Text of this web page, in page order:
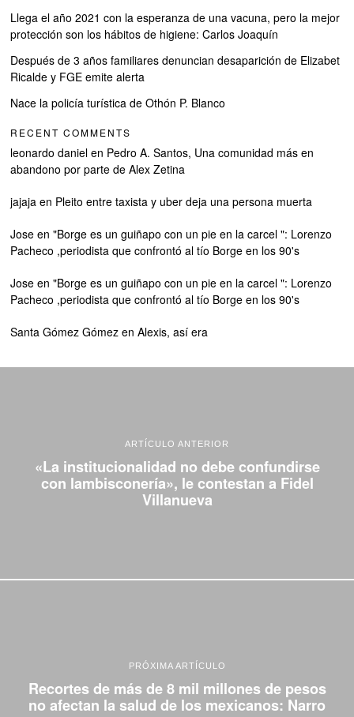
Llega el año 2021 con la esperanza de una vacuna, pero la mejor
protección son los hábitos de higiene: Carlos Joaquín
Después de 3 años familiares denuncian desaparición de Elizabet
Ricalde y FGE emite alerta
Nace la policía turística de Othón P. Blanco
RECENT COMMENTS
leonardo daniel en Pedro A. Santos, Una comunidad más en
abandono por parte de Alex Zetina
jajaja en Pleito entre taxista y uber deja una persona muerta
Jose en"Borge es un guiñapo con un pie en la carcel ": Lorenzo
Pacheco ,periodista que confrontó al tío Borge en los 90's
Jose en"Borge es un guiñapo con un pie en la carcel ": Lorenzo
Pacheco ,periodista que confrontó al tío Borge en los 90's
Santa Gómez Gómez enAlexis, así era
ARTÍCULO ANTERIOR
«La institucionalidad no debe confundirse
con lambisconería», le contestan a Fidel
Villanueva
PRÓXIMA ARTÍCULO
Recortes de más de 8 mil millones de pesos
no afectan la salud de los mexicanos: Narro